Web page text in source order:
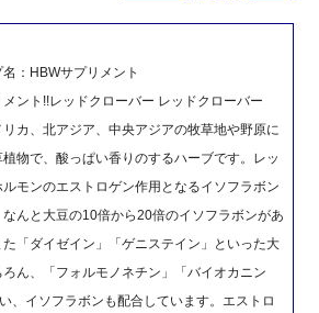
：HBWサプリメント
ント!!レッドクローバー レッドクローバー
カ、北アジア、中央アジアの牧草地や野原に
物で、酸っぱい香りのするハーブです。レッ
ルモンのエストロゲン作用となるイソフラボン
んと大豆の10倍から20倍のイソフラボンがあ
「ダイゼイン」「ゲニステイン」といった大
ん、「フォルモノネチン」「バイオカニン
、イソフラボンも配合しています。エストロ